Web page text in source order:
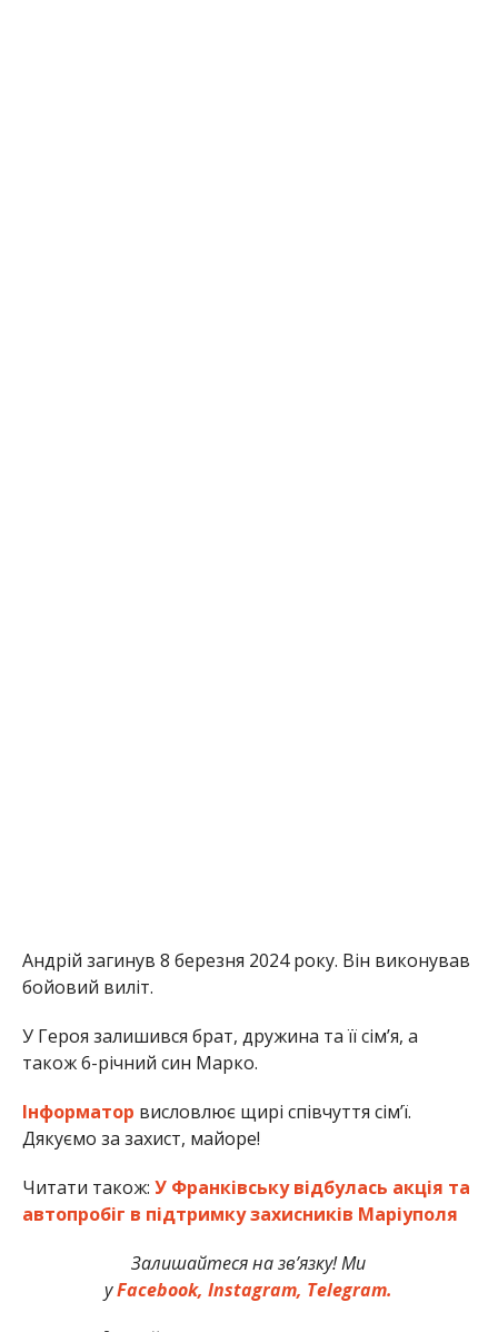
Андрій загинув 8 березня 2024 року. Він виконував
бойовий виліт.
У Героя залишився брат, дружина та її сім’я, а
також 6-річний син Марко.
Інформатор висловлює щирі співчуття сім’ї.
Дякуємо за захист, майоре!
Читати також: У Франківську відбулась акція та
автопробіг в підтримку захисників Маріуполя
Залишайтеся на зв’язку! Ми
уFacebook, Instagram, Telegram.